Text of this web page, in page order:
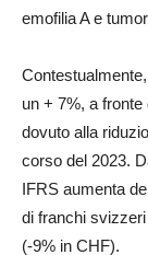
emofilia A e
un + 7%, a
dovuto alla
corso del 2023.
IFRS aumenta
di franchi
(-9% in CHF).